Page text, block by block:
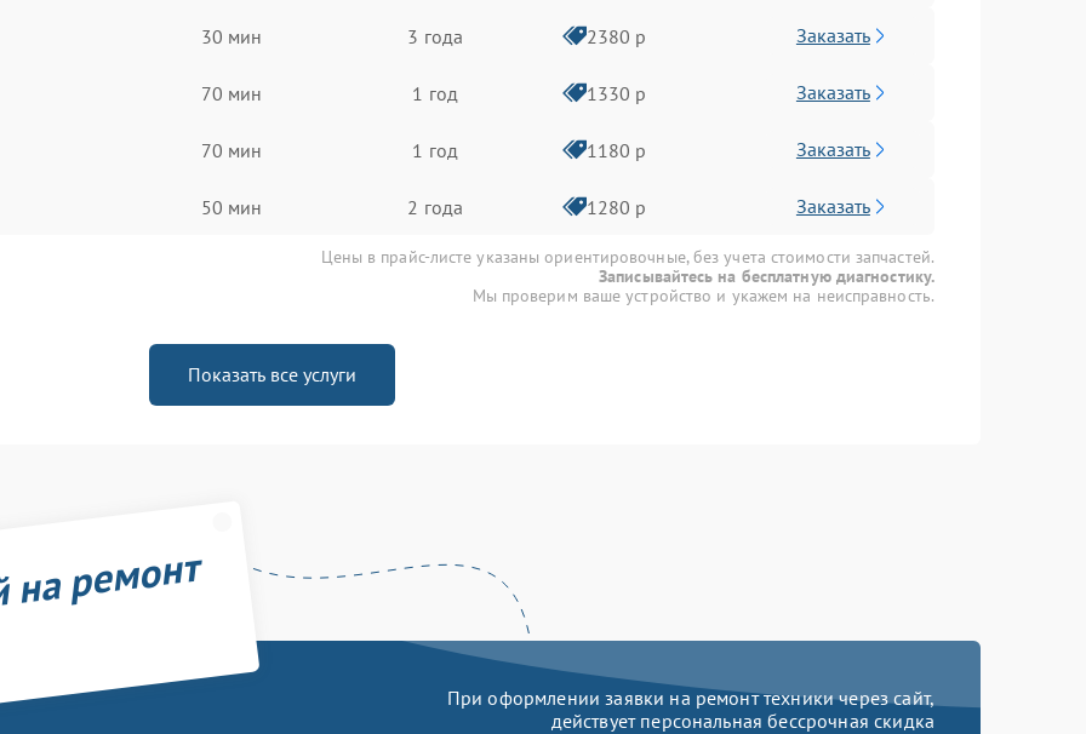
30 мин 3 года 2380 р Заказать
70 мин 1 год 1330 р Заказать
70 мин 1 год 1180 р Заказать
50 мин 2 года 1280 р Заказать
Цены в прайс-листе указаны ориентировочные, без учета стоимости запчастей.
Записывайтесь на бесплатную диагностику.
Мы проверим ваше устройство и укажем на неисправность.
Показать все услуги
ремонт
При оформлении заявки на ремонт техники через сайт,
действует персональная бессрочная скидка